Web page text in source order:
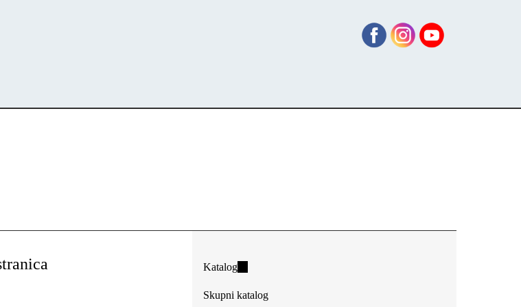
Katalog(link
external)
Skupni katalog